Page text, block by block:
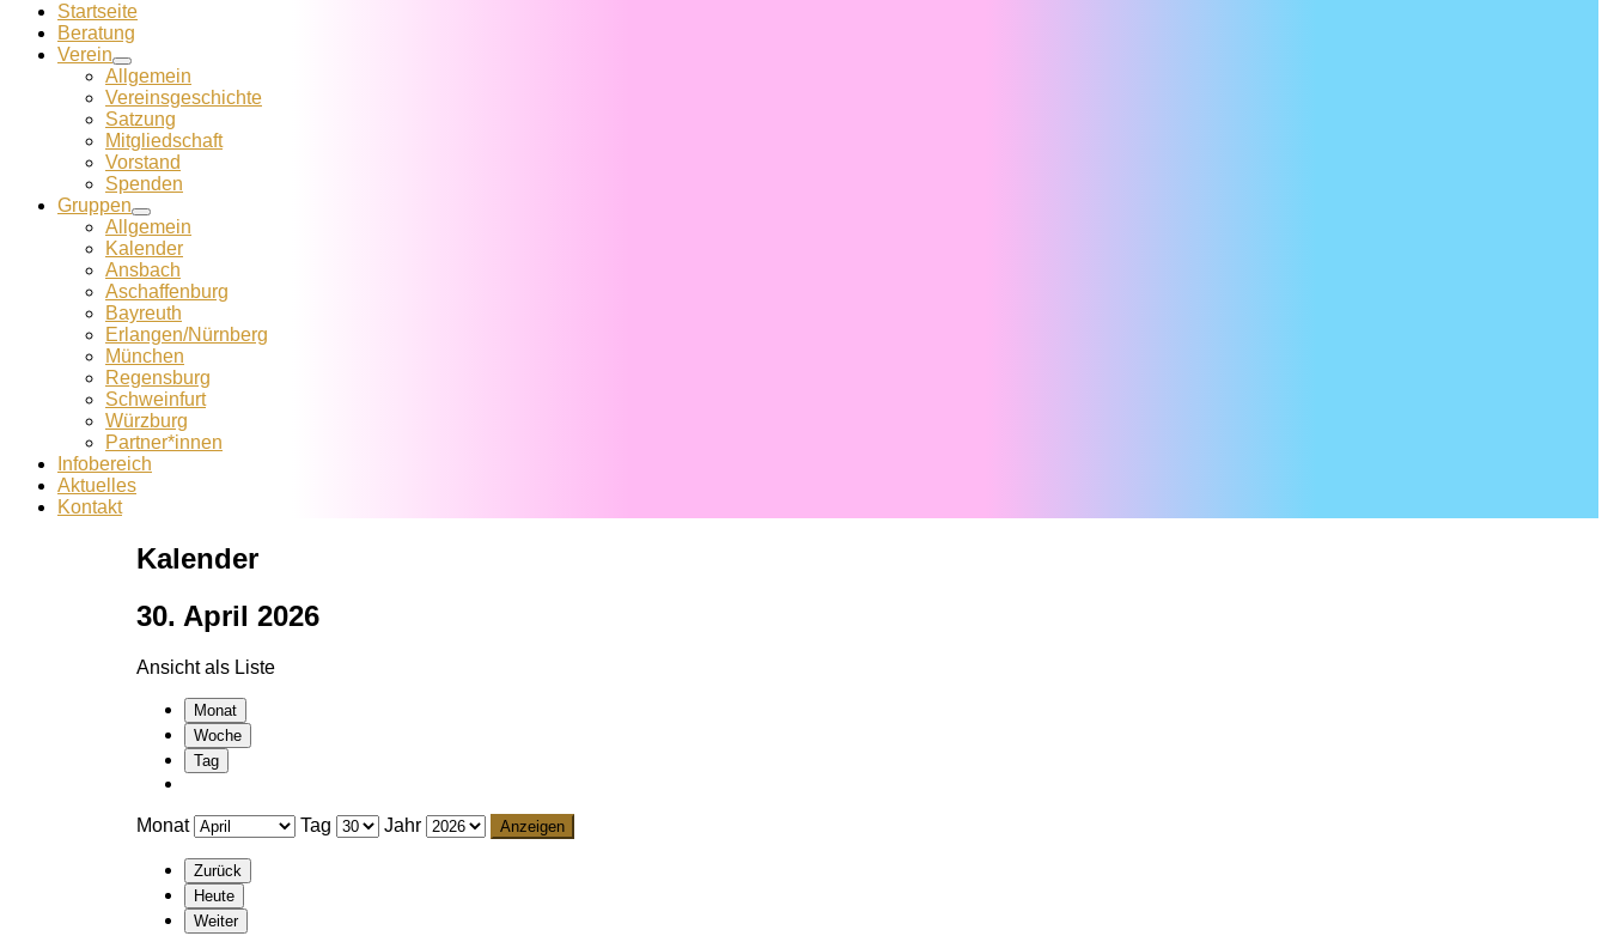
Startseite
Beratung
Verein
Allgemein
Vereins­geschichte
Satzung
Mitglied­schaft
Vorstand
Spenden
Gruppen
Allgemein
Kalender
Ansbach
Aschaffenburg
Bayreuth
Erlangen/Nürnberg
München
Regensburg
Schweinfurt
Würzburg
Partner*innen
Infobereich
Aktuelles
Kontakt
Kalender
30. April 2026
Ansicht als Liste
Monat
Woche
Tag
Monat Tag Jahr
Zurück
Heute
Weiter